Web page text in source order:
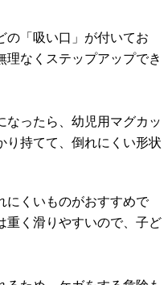
の「吸い口」が付いてお
理なくステップアップでき
なったら、幼児用マグカッ
り持てて、倒れにくい形状
にくいものがおすすめで
重く滑りやすいので、子ど